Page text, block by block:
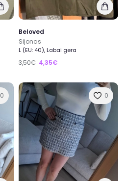
Beloved
Sijonas
L (EU: 40), Labai gera
3,50€ 4,35€
0 0
Supratau